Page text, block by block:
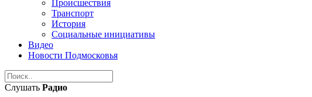
Происшествия
Транспорт
История
Социальные инициативы
Видео
Новости Подмосковья
Слушать Радио